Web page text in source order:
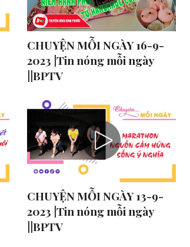
CHUYỆN MỖI NGÀY 16-9-
2023 |Tin nóng mỗi ngày
||BPTV
CHUYỆN MỖI NGÀY 13-9-
2023 |Tin nóng mỗi ngày
||BPTV